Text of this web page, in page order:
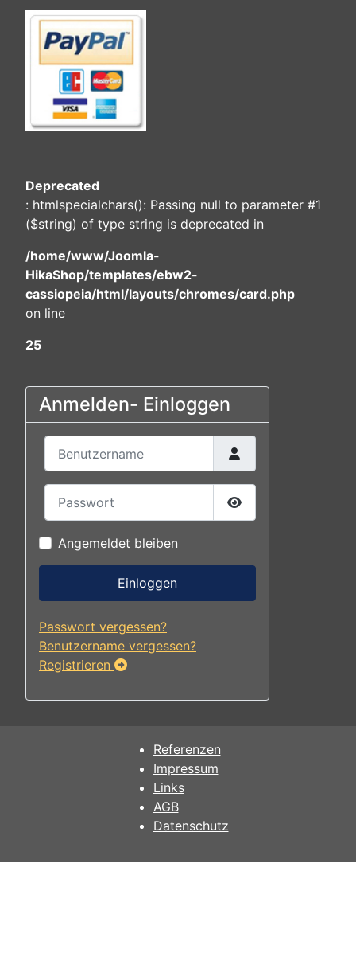
Deprecated
: htmlspecialchars(): Passing null to parameter #1
($string) of type string is deprecated in
/home/www/Joomla-
HikaShop/templates/ebw2-
cassiopeia/html/layouts/chromes/card.php
on line
25
Anmelden- Einloggen
Passwort anzeigen
Angemeldet bleiben
Einloggen
Passwort vergessen?
Benutzername vergessen?
Registrieren
Referenzen
Impressum
Links
AGB
Datenschutz